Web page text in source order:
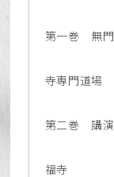
第一巻 無門
(50分)
寺専門道場
第二巻 講演
(43分)
福寺